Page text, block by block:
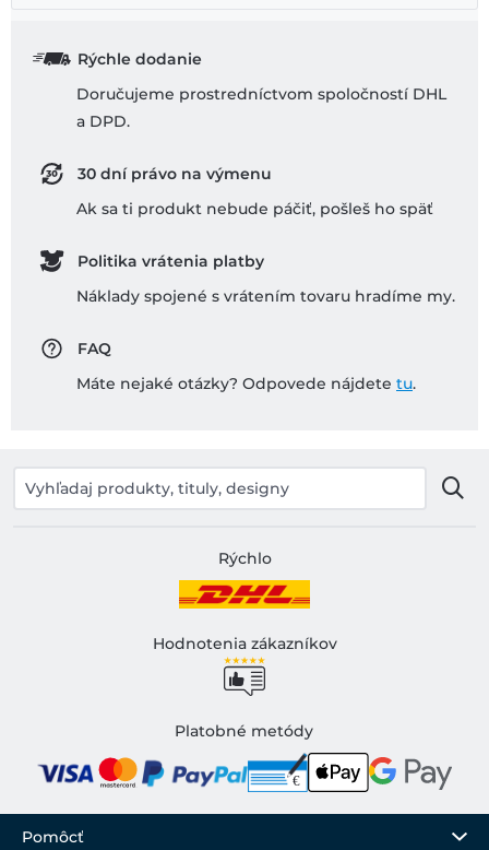
Rýchle dodanie
Doručujeme prostredníctvom spoločností DHL
a DPD.
30 dní právo na výmenu
Ak sa ti produkt nebude páčiť, pošleš ho späť
Politika vrátenia platby
Náklady spojené s vrátením tovaru hradíme my.
FAQ
Máte nejaké otázky? Odpovede nájdete tu.
Rýchlo
Hodnotenia zákazníkov
Platobné metódy
Pomôcť